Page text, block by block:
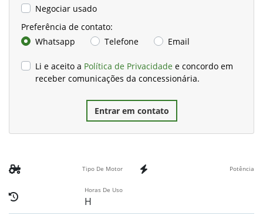
Negociar usado
Preferência de contato:
Whatsapp
Telefone Email
Li e aceito a Política de Privacidade e concordo em
receber comunicações da concessionária.
Entrar em contato
Tipo De Motor Potência
Horas De Uso
H